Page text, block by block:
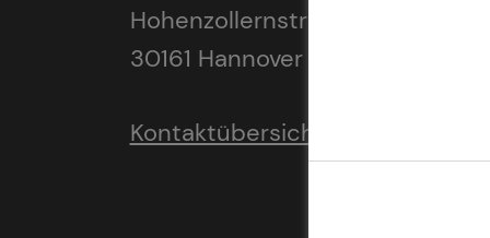
Hohenzollernstraße 25
30161 Hannover
Kontaktübersicht